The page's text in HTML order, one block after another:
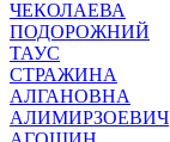
ЧЕКОЛАЕВА
ПОДОРОЖНИЙ
ТАУС
СТРАЖИНА
АЛГАНОВНА
АЛИМИРЗОЕВИЧ